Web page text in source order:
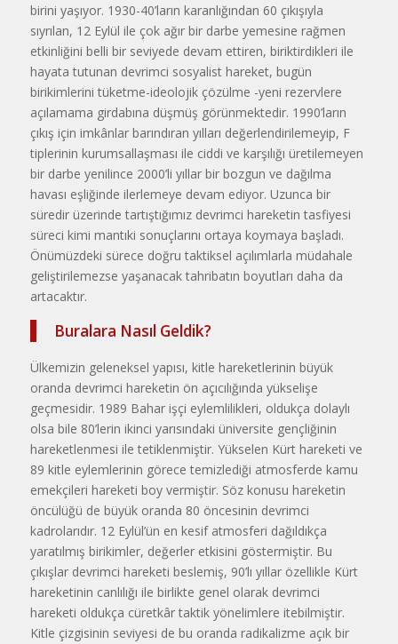
birini yaşıyor. 1930-40’ların karanlığından 60 çıkışıyla
sıyrılan, 12 Eylül ile çok ağır bir darbe yemesine rağmen
etkinliğini belli bir seviyede devam ettiren, biriktirdikleri ile
hayata tutunan devrimci sosyalist hareket, bugün
birikimlerini tüketme-ideolojik çözülme -yeni rezervlere
açılamama girdabına düşmüş görünmektedir. 1990’ların
çıkış için imkânlar barındıran yılları değerlendirilemeyip, F
tiplerinin kurumsallaşması ile ciddi ve karşılığı üretilemeyen
bir darbe yenilince 2000’li yıllar bir bozgun ve dağılma
havası eşliğinde ilerlemeye devam ediyor. Uzunca bir
süredir üzerinde tartıştığımız devrimci hareketin tasfiyesi
süreci kimi mantıki sonuçlarını ortaya koymaya başladı.
Önümüzdeki sürece doğru taktiksel açılımlarla müdahale
geliştirilemezse yaşanacak tahribatın boyutları daha da
artacaktır.
Buralara Nasıl Geldik?
Ülkemizin geleneksel yapısı, kitle hareketlerinin büyük
oranda devrimci hareketin ön açıcılığında yükselişe
geçmesidir. 1989 Bahar işçi eylemlilikleri, oldukça dolaylı
olsa bile 80’lerin ikinci yarısındaki üniversite gençliğinin
hareketlenmesi ile tetiklenmiştir. Yükselen Kürt hareketi ve
89 kitle eylemlerinin görece temizlediği atmosferde kamu
emekçileri hareketi boy vermiştir. Söz konusu hareketin
öncülüğü de büyük oranda 80 öncesinin devrimci
kadrolarıdır. 12 Eylül’ün en kesif atmosferi dağıldıkça
yaratılmış birikimler, değerler etkisini göstermiştir. Bu
çıkışlar devrimci hareketi beslemiş, 90’lı yıllar özellikle Kürt
hareketinin canlılığı ile birlikte genel olarak devrimci
hareketi oldukça cüretkâr taktik yönelimlere itebilmiştir.
Kitle çizgisinin seviyesi de bu oranda radikalizme açık bir